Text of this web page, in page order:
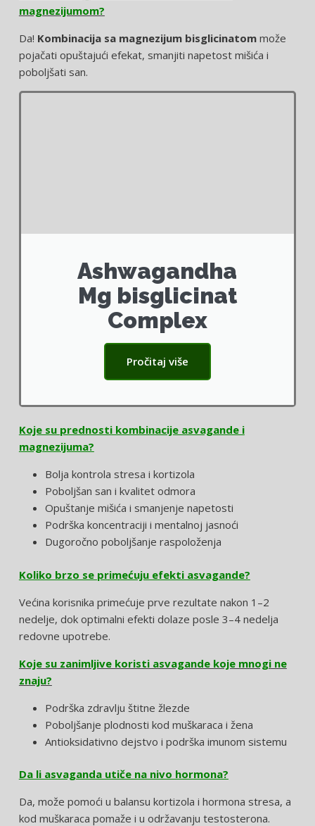
magnezijumom?
Da! Kombinacija sa magnezijum bisglicinatommože
pojačati opuštajući efekat, smanjiti napetost mišića i
poboljšati san.
Ashwagandha
Mg bisglicinat
Complex
Pročitaj više
Koje su prednosti kombinacije asvagande i
magnezijuma?
Bolja kontrola stresa i kortizola
Poboljšan san i kvalitet odmora
Opuštanje mišića i smanjenje napetosti
Podrška koncentraciji i mentalnoj jasnoći
Dugoročno poboljšanje raspoloženja
Koliko brzo se primećuju efekti asvagande?
Većina korisnika primećuje prve rezultate nakon 1–2
nedelje, dok optimalni efekti dolaze posle 3–4 nedelja
redovne upotrebe.
Koje su zanimljive koristi asvagande koje mnogi ne
znaju?
Podrška zdravlju štitne žlezde
Poboljšanje plodnosti kod muškaraca i žena
Antioksidativno dejstvo i podrška imunom sistemu
Da li asvaganda utiče na nivo hormona?
Da, može pomoći u balansu kortizola i hormona stresa, a
kod muškaraca pomaže i u održavanju testosterona.